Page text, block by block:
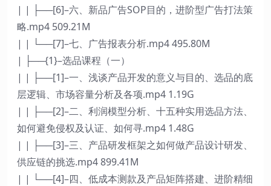
| | ├──[6]–六、新品广告SOP目的，进阶型广告打法策
略.mp4 509.21M
| | └──[7]–七、广告报表分析.mp4 495.80M
| ├──{1}–选品课程（一）
| | ├──[1]–一、浅谈产品开发的意义与目的、选品的底
层逻辑、市场容量分析及各项.mp4 1.19G
| | ├──[2]–二、利润模型分析、十五种实用选品方法、
如何避免侵权及认证、如何寻.mp4 1.48G
| | ├──[3]–三、产品研发框架之如何做产品设计研发、
供应链的挑选.mp4 899.41M
| | └──[4]–四、低成本测款及产品矩阵搭建、进阶精细